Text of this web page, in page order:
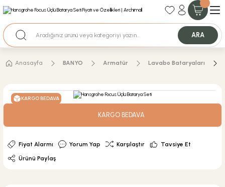
35+ Yıllık Tecrübe
Nakit Ödemeli Özel Fiyatlar için Bizden Teklif Alabilirsiniz.
ARA
Anasayfa BANYO Armatür Lavabo Bataryaları
KARGO BEDAVA
KARGO BEDAVA
Fiyat Alarmı Yorum Yap Karşılaştır
Tavsiye Et
Ürünü Paylaş